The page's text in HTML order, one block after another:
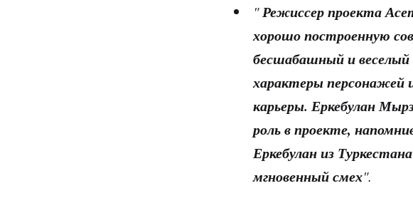
"Режиссер проекта
хорошо построенную
бесшабашный и веселый
характеры персонажей
карьеры. Еркебулан
роль в проекте,
Еркебулан из
мгновенный смех".